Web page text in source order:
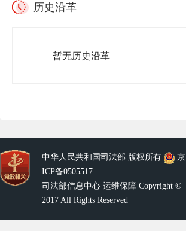
历史沿革
暂无历史沿革
中华人民共和国司法部 版权所有
京
ICP备0505517
司法部信息中心 运维保障 Copyright ©
2017 All Rights Reserved